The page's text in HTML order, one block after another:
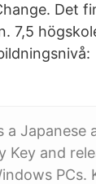
Det
7,5
a Japanese
Key and
PCs.